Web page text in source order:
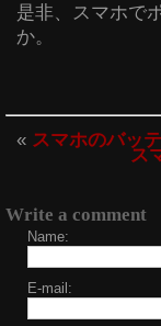
是非、スマホで
か。
« スマホのバッ
ス
Write a comment
Name:
E-mail: